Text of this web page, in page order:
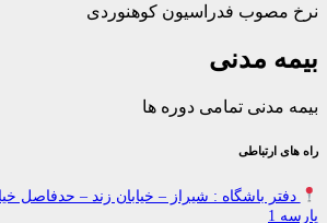
فدراسیون کوهنوردی
تمامی دوره ها
: شیراز – خیابان زند – حدفاصل خیام و انوری